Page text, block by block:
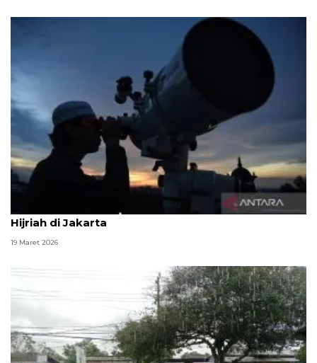
Ada enam lokasi pengamatan hilal 1 Syawal 1447
Hijriah di Jakarta
19 Maret 2026